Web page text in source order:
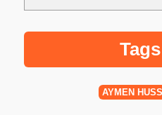
Tags
AYMEN